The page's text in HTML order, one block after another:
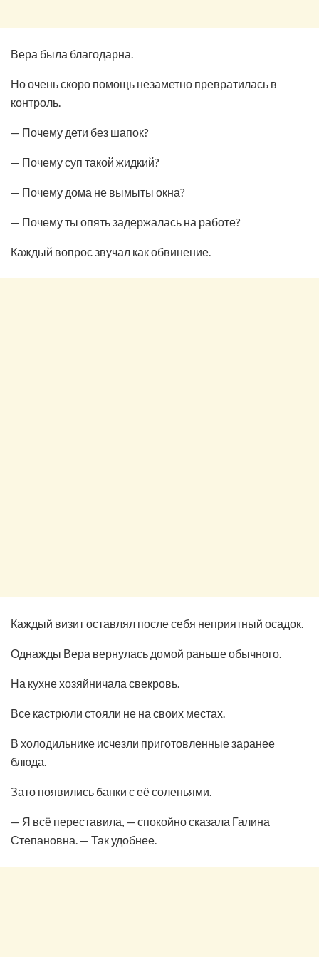
Вера была благодарна.
Но очень скоро помощь незаметно превратилась в
контроль.
— Почему дети без шапок?
— Почему суп такой жидкий?
— Почему дома не вымыты окна?
— Почему ты опять задержалась на работе?
Каждый вопрос звучал как обвинение.
Каждый визит оставлял после себя неприятный осадок.
Однажды Вера вернулась домой раньше обычного.
На кухне хозяйничала свекровь.
Все кастрюли стояли не на своих местах.
В холодильнике исчезли приготовленные заранее
блюда.
Зато появились банки с её соленьями.
— Я всё переставила, — спокойно сказала Галина
Степановна. — Так удобнее.